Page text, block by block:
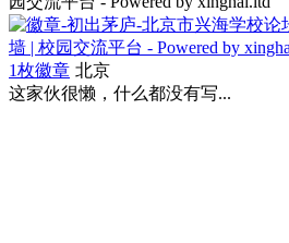
1枚徽章 北京
这家伙很懒，什么都没有写...